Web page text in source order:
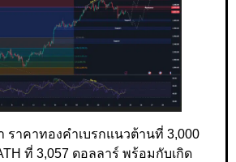
ราคาทองคำเบรกแนวต้านที่ 3,000
ที่ 3,057 ดอลลาร์ พร้อมกับเกิด